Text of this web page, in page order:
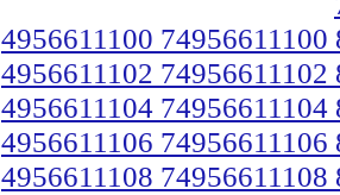
4956611100 74956611100
4956611102 74956611102
4956611104 74956611104
4956611106 74956611106
4956611108 74956611108